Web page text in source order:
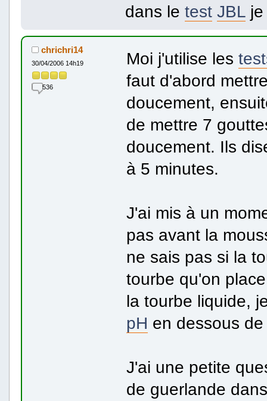
dans le test JBLje
chrichri14
30/04/2006 14h19
536
Moi j'utilise les
faut d'abord
doucement,
de mettre 7
doucement. Ils
à 5 minutes.
J'ai mis à un
pas avant la
ne sais pas si la
tourbe qu'on
la tourbe liquide,
pH en dessous
J'ai une petite
de guerlande